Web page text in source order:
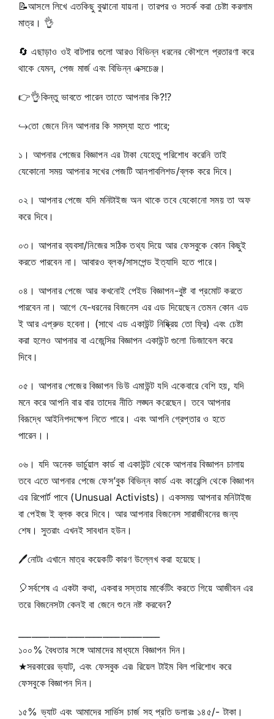
📝আসলে লিখে এতকিছু বুঝানো যায়না। তারপর ও সতর্ক করা চেষ্টা করলাম
মাত্র। 👌
🔄 এছাড়াও ওই বাটপার গুলো আরও বিভিন্ন ধরনের কৌশলে প্রতারণা করে
থাকে যেমন, পেজ মার্জ এবং বিভিন্ন এক্সচেঞ্জ।
👉👌কিন্তু ভাবতে পারেন তাতে আপনার কি?⁉️
↪তো জেনে নিন আপনার কি সমস্যা হতে পারে;
১। আপনার পেজের বিজ্ঞাপন এর টাকা যেহেতু পরিশোধ করেনি তাই
যেকোনো সময় আপনার সখের পেজটি আনপাবলিশড/ব্লক করে দিবে।
০২। আপনার পেজে যদি মনিটাইজ অন থাকে তবে যেকোনো সময় তা অফ
করে দিবে।
০৩। আপনার ব্যবসা/নিজের সঠিক তথ্য দিয়ে আর ফেসবুকে কোন কিছুই
করতে পারবেন না। আবারও ব্লক/সাসপেন্ড ইত্যাদি হতে পারে।
০৪। আপনার পেজে আর কখনোই পেইড বিজ্ঞাপন-বুষ্ট বা প্রমোট করতে
পারবেন না। আগে যে-ধরনের বিজনেস এর এড দিয়েছেন তেমন কোন এড
ই আর এপ্রুভ হবেনা। (সাথে এড একাউন্ট নিষ্ক্রিয় তো ফ্রি) এবং চেষ্টা
করা হলেও আপনার বা এজেন্সির বিজ্ঞাপন একাউন্ট গুলো ডিজাবেল করে
দিবে।
০৫। আপনার পেজের বিজ্ঞাপন ডিউ এমাউন্ট যদি একেবারে বেশি হয়, যদি
মনে করে আপনি বার বার তাদের নীতি লঙ্ঘন করেছেন। তবে আপনার
বিরূদ্ধে আইনিপদক্ষেপ নিতে পারে। এবং আপনি গ্রেপ্তার ও হতে
পারেন।।
০৬। যদি অনেক ভার্চুয়াল কার্ড বা একাউন্ট থেকে আপনার বিজ্ঞাপন চালায়
তবে এতে আপনার পেজে ফেস’বুক বিভিন্ন কার্ড এবং কারেন্সি থেকে বিজ্ঞাপন
এর রিপোর্ট পাবে (Unusual Activists)। একসময় আপনার মনিটাইজ
বা পেইজ ই ব্লক করে দিবে। আর আপনার বিজনেস সারাজীবনের জন্য
শেষ। সুতরাং এখনই সাবধান হউন।
🖊️নোটঃ এখানে মাত্র কয়েকটি কারণ উল্লেখ করা হয়েছে।
🎈সর্বশেষ এ একটা কথা, একবার সস্তায় মার্কেটিং করতে গিয়ে আজীবন এর
তরে বিজনেসটা কেনই বা জেনে শুনে নষ্ট করবেন?
১০০% বৈধতার সঙ্গে আমাদের মাধ্যমে বিজ্ঞাপন দিন।
★সরকারের ভ্যাট, এবং ফেসবুক এর৷ রিয়েল টাইম বিল পরিশোধ করে
ফেসবুকে বিজ্ঞাপন দিন।
১৫% ভ্যাট এবং আমাদের সার্ভিস চার্জ সহ প্রতি ডলারঃ ১৪৫/- টাকা।